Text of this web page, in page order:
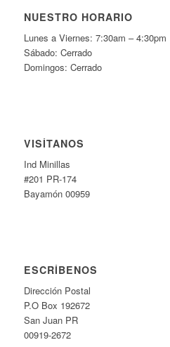
NUESTRO HORARIO
Lunes a Viernes: 7:30am – 4:30pm
Sábado: Cerrado
Domingos: Cerrado
VISÍTANOS
Ind Minillas
#201 PR-174
Bayamón 00959
ESCRÍBENOS
Dirección Postal
P.O Box 192672
San Juan PR
00919-2672